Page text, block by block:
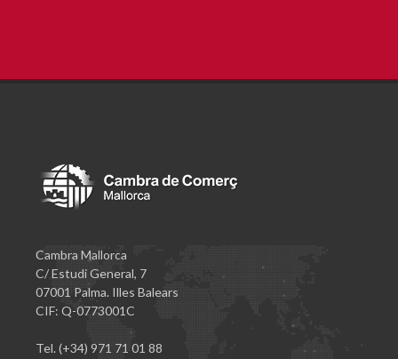
Cambra Mallorca
C/ Estudi General, 7
07001 Palma. Illes Balears
CIF: Q-0773001C
Tel. (+34) 971 71 01 88